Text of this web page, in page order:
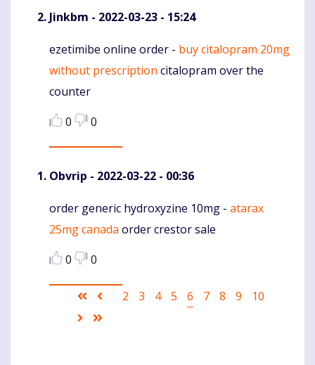
Jinkbm - 2022-03-23 - 15:24
Komentaras
ezetimibe online order - buy citalopram 20mg
without prescription citalopram over the
counter
0
0
Obvrip - 2022-03-22 - 00:36
Komentaras
order generic hydroxyzine 10mg - atarax
25mg canada order crestor sale
0
0
Pagination
First
page
Ankstesnis
Puslapis
2 Puslapis
3 Puslapis
4 Puslapis
5
Current
6 Puslapis
7 Puslapis
8 Puslapis
9 Puslapis
10
Sekantis